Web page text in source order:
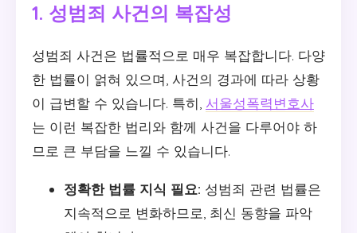
1. 성범죄 사건의 복잡성
성범죄 사건은 법률적으로 매우 복잡합니다. 다양
한 법률이 얽혀 있으며, 사건의 경과에 따라 상황
이 급변할 수 있습니다. 특히, 서울성폭력변호사
는 이런 복잡한 법리와 함께 사건을 다루어야 하
므로 큰 부담을 느낄 수 있습니다.
정확한 법률 지식 필요: 성범죄 관련 법률은
지속적으로 변화하므로, 최신 동향을 파악